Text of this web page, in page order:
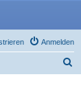
Anmelden